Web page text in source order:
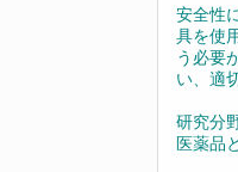
安全性
具を使
う必要
い、適
研究分
医薬品